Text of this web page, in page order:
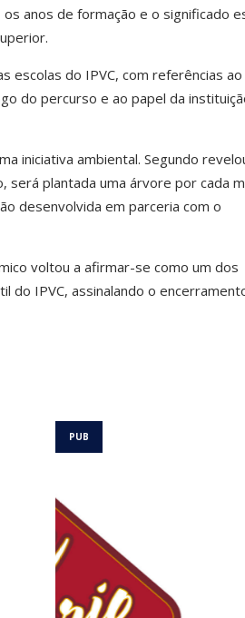
anos de formação e o significado
do IPVC, com referências ao
do percurso e ao papel da
iniciativa ambiental. Segundo
será plantada uma árvore por cada
desenvolvida em parceria com o
voltou a afirmar-se como um dos
do IPVC, assinalando o